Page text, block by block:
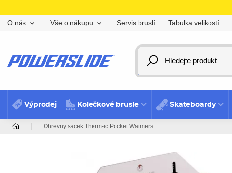
O nás Vše o nákupu Servis bruslí Tabulka velikostí
Výprodej Kolečkové brusle Skateboardy
Ohřevný sáček Therm-ic Pocket Warmers